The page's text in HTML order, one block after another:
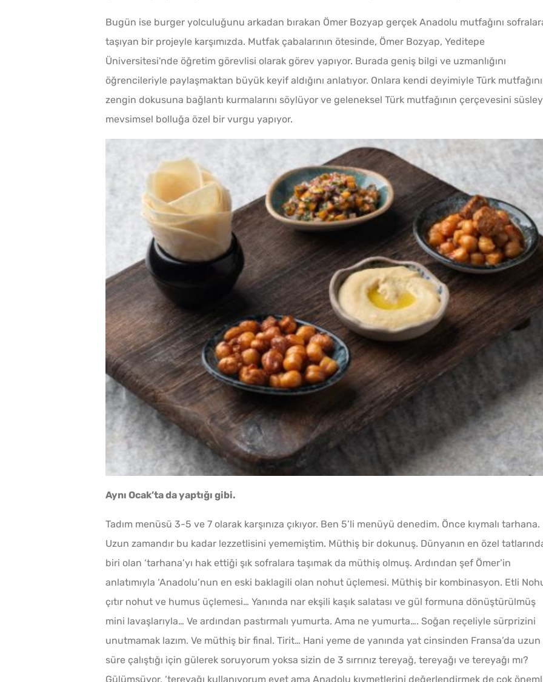
Az
Bugün ise burger yolculuğunu arkadan bırakan Ömer Bozyap gerçek Anadolu mutfağını
taşıyan bir projeyle karşımızda. Mutfak çabalarının ötesinde, Ömer Bozyap, Yeditepe
Üniversitesi'nde öğretim görevlisi olarak görev yapıyor. Burada geniş bilgi ve uzmanlığını
öğrencileriyle paylaşmaktan büyük keyif aldığını anlatıyor. Onlara kendi deyimiyle Türk
zengin dokusuna bağlantı kurmalarını söylüyor ve geleneksel Türk mutfağının çerçevesini
mevsimsel bolluğa özel bir vurgu yapıyor.
Aynı Ocak’ta da yaptığı gibi.
Tadım menüsü 3-5 ve 7 olarak karşınıza çıkıyor. Ben 5’li menüyü denedim. Önce kıymalı tarhana.
Uzun zamandır bu kadar lezzetlisini yememiştim. Müthiş bir dokunuş. Dünyanın en özel
biri olan ‘tarhana’yı hak ettiği şık sofralara taşımak da müthiş olmuş. Ardından şef Ömer’in
anlatımıyla ‘Anadolu’nun en eski baklagili olan nohut üçlemesi. Müthiş bir kombinasyon. Etli
çıtır nohut ve humus üçlemesi… Yanında nar ekşili kaşık salatası ve gül formuna dönüştürülmüş
mini lavaşlarıyla… Ve ardından pastırmalı yumurta. Ama ne yumurta…. Soğan reçeliyle sürprizini
unutmamak lazım. Ve müthiş bir final. Tirit… Hani yeme de yanında yat cinsinden Fransa’da uzun
süre çalıştığı için gülerek soruyorum yoksa sizin de 3 sırrınız tereyağ, tereyağı ve tereyağı mı?
Gülümsüyor, ‘tereyağı kullanıyorum evet ama Anadolu kıymetlerini değerlendirmek de çok